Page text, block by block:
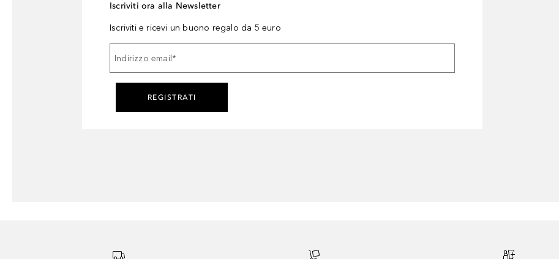
Iscriviti ora alla Newsletter
Iscriviti e ricevi un buono regalo da 5 euro
Indirizzo email *
REGISTRATI